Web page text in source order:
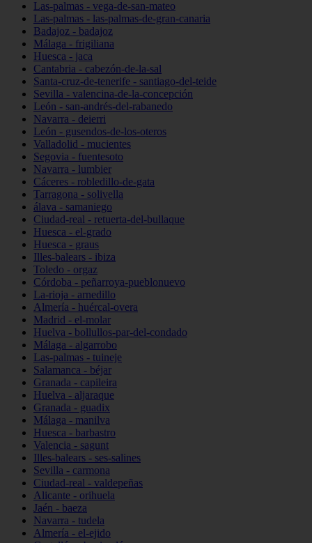
Las-palmas - vega-de-san-mateo
Las-palmas - las-palmas-de-gran-canaria
Badajoz - badajoz
Málaga - frigiliana
Huesca - jaca
Cantabria - cabezón-de-la-sal
Santa-cruz-de-tenerife - santiago-del-teide
Sevilla - valencina-de-la-concepción
León - san-andrés-del-rabanedo
Navarra - deierri
León - gusendos-de-los-oteros
Valladolid - mucientes
Segovia - fuentesoto
Navarra - lumbier
Cáceres - robledillo-de-gata
Tarragona - solivella
álava - samaniego
Ciudad-real - retuerta-del-bullaque
Huesca - el-grado
Huesca - graus
Illes-balears - ibiza
Toledo - orgaz
Córdoba - peñarroya-pueblonuevo
La-rioja - arnedillo
Almería - huércal-overa
Madrid - el-molar
Huelva - bollullos-par-del-condado
Málaga - algarrobo
Las-palmas - tuineje
Salamanca - béjar
Granada - capileira
Huelva - aljaraque
Granada - guadix
Málaga - manilva
Huesca - barbastro
Valencia - sagunt
Illes-balears - ses-salines
Sevilla - carmona
Ciudad-real - valdepeñas
Alicante - orihuela
Jaén - baeza
Navarra - tudela
Almería - el-ejido